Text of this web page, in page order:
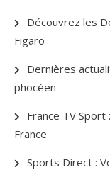
Découvrez les
Figaro
Dernières
phocéen
France TV
France
Sports Direct :